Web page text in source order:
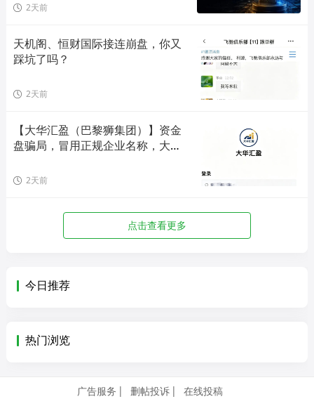
2天前
天机阁、恒财国际接连崩盘，你又
踩坑了吗？
2天前
【大华汇盈（巴黎狮集团）】资金
盘骗局，冒用正规企业名称，大量
2天前
点击查看更多
今日推荐
热门浏览
广告服务 删帖投诉 在线投稿